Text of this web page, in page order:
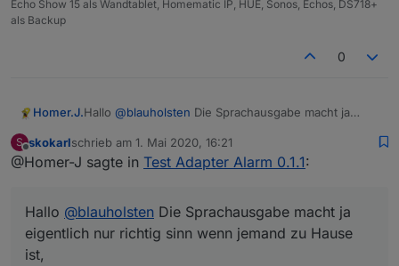
Echo Show 15 als Wandtablet, Homematic IP, HUE, Sonos, Echos, DS718+
als Backup
0
Homer.J.Hallo @blauholsten Die Sprachausgabe macht ja
soll heißen eigentlich brauche ich wenn ich die
Alarmanlage auf scharf schalte wenn niemand da ist
macht es wenn ich jetzt die Nachtruhe einschalte
und dann eine Sprachausgabe kommt z.B. Nachtruhe
S
Offline
skokarlschrieb am 1. Mai 2020, 16:21
zuletzt editiert von
@Homer-J sagte in Test Adapter Alarm 0.1.1:
Hallo @blauholsten Die Sprachausgabe macht ja
eigentlich nur richtig sinn wenn jemand zu Hause
ist,